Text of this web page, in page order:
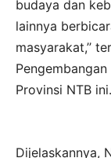
budaya dan
lainnya
masyarakat,’’
Provinsi NTB ini.
Dijelaskannya,